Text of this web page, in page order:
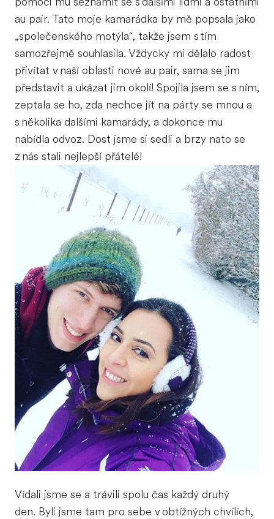
au pair. Tato moje kamarádka by mě popsala jako
„společenského motýla“, takže jsem s tím
samozřejmě souhlasila. Vždycky mi dělalo radost
přivítat v naší oblasti nové au pair, sama se jim
představit a ukázat jim okolí! Spojila jsem se s ním,
zeptala se ho, zda nechce jít na párty se mnou a
s několika dalšími kamarády, a dokonce mu
nabídla odvoz. Dost jsme si sedli a brzy nato se
z nás stali nejlepší přátelé!
Vídali jsme se a trávili spolu čas každý druhý
den. Byli jsme tam pro sebe v obtížných chvílích,